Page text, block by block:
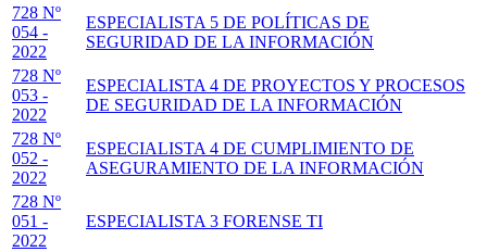
728 Nº
054 -
2022
ESPECIALISTA 5 DE POLÍTICAS DE
SEGURIDAD DE LA INFORMACIÓN
728 Nº
053 -
2022
ESPECIALISTA 4 DE PROYECTOS Y PROCESOS
DE SEGURIDAD DE LA INFORMACIÓN
728 Nº
052 -
2022
ESPECIALISTA 4 DE CUMPLIMIENTO DE
ASEGURAMIENTO DE LA INFORMACIÓN
728 Nº
051 -
2022
ESPECIALISTA 3 FORENSE TI